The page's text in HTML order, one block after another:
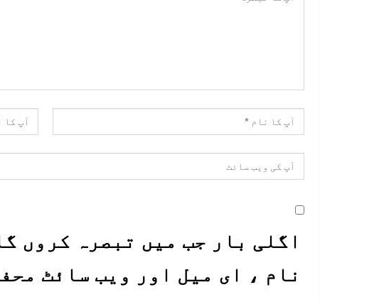
اگلی بار جب میں تبصرہ کروں
نام ، ای میل اور ویب سائٹ